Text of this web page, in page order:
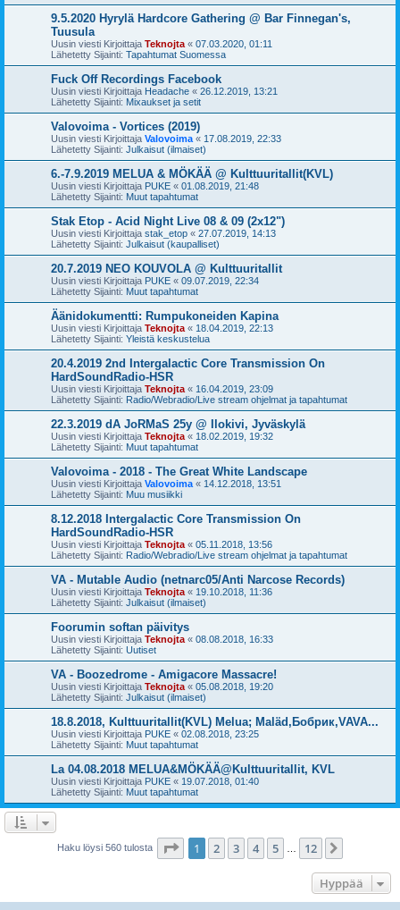
9.5.2020 Hyrylä Hardcore Gathering @ Bar Finnegan's,
Tuusula
Uusin viesti Kirjoittaja Teknojta « 07.03.2020, 01:11
Lähetetty Sijainti: Tapahtumat Suomessa
Fuck Off Recordings Facebook
Uusin viesti Kirjoittaja Headache « 26.12.2019, 13:21
Lähetetty Sijainti: Mixaukset ja setit
Valovoima - Vortices (2019)
Uusin viesti Kirjoittaja Valovoima « 17.08.2019, 22:33
Lähetetty Sijainti: Julkaisut (ilmaiset)
6.-7.9.2019 MELUA & MÖKÄÄ @ Kulttuuritallit(KVL)
Uusin viesti Kirjoittaja PUKE « 01.08.2019, 21:48
Lähetetty Sijainti: Muut tapahtumat
Stak Etop - Acid Night Live 08 & 09 (2x12")
Uusin viesti Kirjoittaja stak_etop « 27.07.2019, 14:13
Lähetetty Sijainti: Julkaisut (kaupalliset)
20.7.2019 NEO KOUVOLA @ Kulttuuritallit
Uusin viesti Kirjoittaja PUKE « 09.07.2019, 22:34
Lähetetty Sijainti: Muut tapahtumat
Äänidokumentti: Rumpukoneiden Kapina
Uusin viesti Kirjoittaja Teknojta « 18.04.2019, 22:13
Lähetetty Sijainti: Yleistä keskustelua
20.4.2019 2nd Intergalactic Core Transmission On
HardSoundRadio-HSR
Uusin viesti Kirjoittaja Teknojta « 16.04.2019, 23:09
Lähetetty Sijainti: Radio/Webradio/Live stream ohjelmat ja tapahtumat
22.3.2019 dA JoRMaS 25y @ Ilokivi, Jyväskylä
Uusin viesti Kirjoittaja Teknojta « 18.02.2019, 19:32
Lähetetty Sijainti: Muut tapahtumat
Valovoima - 2018 - The Great White Landscape
Uusin viesti Kirjoittaja Valovoima « 14.12.2018, 13:51
Lähetetty Sijainti: Muu musiikki
8.12.2018 Intergalactic Core Transmission On
HardSoundRadio-HSR
Uusin viesti Kirjoittaja Teknojta « 05.11.2018, 13:56
Lähetetty Sijainti: Radio/Webradio/Live stream ohjelmat ja tapahtumat
VA - Mutable Audio (netnarc05/Anti Narcose Records)
Uusin viesti Kirjoittaja Teknojta « 19.10.2018, 11:36
Lähetetty Sijainti: Julkaisut (ilmaiset)
Foorumin softan päivitys
Uusin viesti Kirjoittaja Teknojta « 08.08.2018, 16:33
Lähetetty Sijainti: Uutiset
VA - Boozedrome - Amigacore Massacre!
Uusin viesti Kirjoittaja Teknojta « 05.08.2018, 19:20
Lähetetty Sijainti: Julkaisut (ilmaiset)
18.8.2018, Kulttuuritallit(KVL) Melua; Maläd,Бобрик,VAVA...
Uusin viesti Kirjoittaja PUKE « 02.08.2018, 23:25
Lähetetty Sijainti: Muut tapahtumat
La 04.08.2018 MELUA&MÖKÄÄ@Kulttuuritallit, KVL
Uusin viesti Kirjoittaja PUKE « 19.07.2018, 01:40
Lähetetty Sijainti: Muut tapahtumat
Haku löysi 560 tulosta Sivu /12
1 2 3 4 5 12
Hyppää